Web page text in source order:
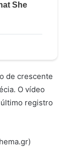
de crescente
O vídeo
registro